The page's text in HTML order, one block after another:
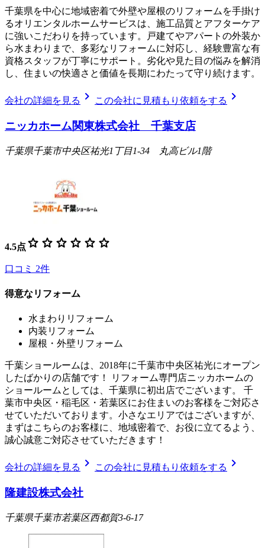
千葉県を中心に地域密着で外壁や屋根のリフォームを手掛け
るオリエンタルホームサービスは、施工品質とアフターケア
に強いこだわりを持っています。戸建てやアパートの外装か
ら水まわりまで、多彩なリフォームに対応し、経験豊富な有
資格スタッフが丁寧にサポート。劣化や見た目の悩みを解消
し、住まいの快適さと価値を長期にわたって守り続けます。
会社の詳細を見る chevron_right この会社に見積もり依頼をする chevron_right
ニッカホーム関東株式会社 千葉支店
千葉県千葉市中央区祐光1丁目1-34 丸高ビル1階
4.5点 star star star star star star
口コミ 2件
得意なリフォーム
水まわりリフォーム
内装リフォーム
屋根・外壁リフォーム
千葉ショールームは、2018年に千葉市中央区祐光にオープン
したばかりの店舗です！ リフォーム専門店ニッカホームの
ショールームとしては、千葉県に初出店でございます。 千
葉市中央区・稲毛区・若葉区にお住まいのお客様をご対応さ
せていただいております。小さなエリアではございますが、
まずはこちらのお客様に、地域密着で、お役に立てるよう、
誠心誠意ご対応させていただきます！
会社の詳細を見る chevron_right この会社に見積もり依頼をする chevron_right
隆建設株式会社
千葉県千葉市若葉区西都賀3-6-17